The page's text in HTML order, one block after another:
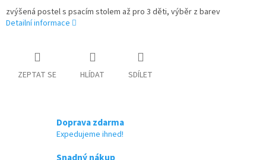
zvýšená postel s psacím stolem až pro 3 děti, výběr z barev
Detailní informace
ZEPTAT SE HLÍDAT SDÍLET
Doprava zdarma
Expedujeme ihned!